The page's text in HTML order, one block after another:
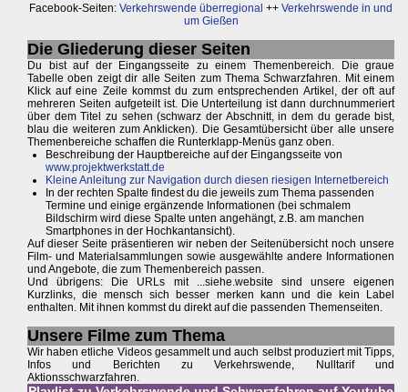
Facebook-Seiten:Verkehrswende überregional ++Verkehrswende in und
um Gießen
Die Gliederung dieser Seiten
Du bist auf der Eingangsseite zu einem Themenbereich. Die graue
Tabelle oben zeigt dir alle Seiten zum Thema Schwarzfahren. Mit einem
Klick auf eine Zeile kommst du zum entsprechenden Artikel, der oft auf
mehreren Seiten aufgeteilt ist. Die Unterteilung ist dann durchnummeriert
über dem Titel zu sehen (schwarz der Abschnitt, in dem du gerade bist,
blau die weiteren zum Anklicken). Die Gesamtübersicht über alle unsere
Themenbereiche schaffen die Runterklapp-Menüs ganz oben.
Beschreibung der Hauptbereiche auf der Eingangsseite von
www.projektwerkstatt.de
Kleine Anleitung zur Navigation durch diesen riesigen Internetbereich
In der rechten Spalte findest du die jeweils zum Thema passenden
Termine und einige ergänzende Informationen (bei schmalem
Bildschirm wird diese Spalte unten angehängt, z.B. am manchen
Smartphones in der Hochkantansicht).
Auf dieser Seite präsentieren wir neben der Seitenübersicht noch unsere
Film- und Materialsammlungen sowie ausgewählte andere Informationen
und Angebote, die zum Themenbereich passen.
Und übrigens: Die URLs mit ...siehe.website sind unsere eigenen
Kurzlinks, die mensch sich besser merken kann und die kein Label
enthalten. Mit ihnen kommst du direkt auf die passenden Themenseiten.
Unsere Filme zum Thema
Wir haben etliche Videos gesammelt und auch selbst produziert mit Tipps,
Infos und Berichten zu Verkehrswende, Nulltarif und
Aktionsschwarzfahren.